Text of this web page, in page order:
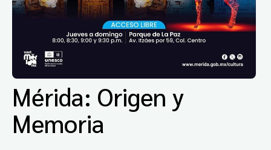
Mérida: Origen y
Memoria